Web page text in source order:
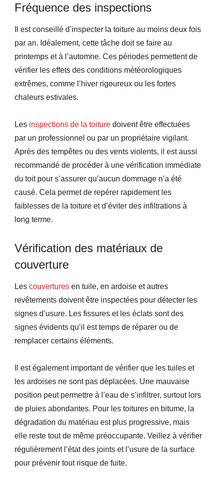
Fréquence des inspections
Il est conseillé d’inspecter la toiture au moins deux fois
par an. Idéalement, cette tâche doit se faire au
printemps et à l’automne. Ces périodes permettent de
vérifier les effets des conditions météorologiques
extrêmes, comme l’hiver rigoureux ou les fortes
chaleurs estivales.
Les inspections de la toiture doivent être effectuées
par un professionnel ou par un propriétaire vigilant.
Après des tempêtes ou des vents violents, il est aussi
recommandé de procéder à une vérification immédiate
du toit pour s’assurer qu’aucun dommage n’a été
causé. Cela permet de repérer rapidement les
faiblesses de la toiture et d’éviter des infiltrations à
long terme.
Vérification des matériaux de
couverture
Les couvertures en tuile, en ardoise et autres
revêtements doivent être inspectées pour détecter les
signes d’usure. Les fissures et les éclats sont des
signes évidents qu’il est temps de réparer ou de
remplacer certains éléments.
Il est également important de vérifier que les tuiles et
les ardoises ne sont pas déplacées. Une mauvaise
position peut permettre à l’eau de s’infiltrer, surtout lors
de pluies abondantes. Pour les toitures en bitume, la
dégradation du matériau est plus progressive, mais
elle reste tout de même préoccupante. Veillez à vérifier
régulièrement l’état des joints et l’usure de la surface
pour prévenir tout risque de fuite.